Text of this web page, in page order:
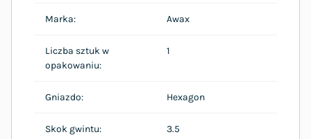
Marka: Awax
Liczba sztuk w
opakowaniu:
1
Gniazdo: Hexagon
Skok gwintu: 3.5